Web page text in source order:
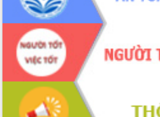
toàn bộ nhà ở cho hộ dân đúng tiến độ
UBND tỉnh Đắk Lắk tổng kết công tác
quốc phòng, quân sự địa phương năm
2025
Tập trung triển khai quyết liệt, đồng bộ
các giải pháp nhằm thực hiện hiệu quả
các nhiệm vụ đề ra năm 2025
Phát huy vai trò của người có uy tín